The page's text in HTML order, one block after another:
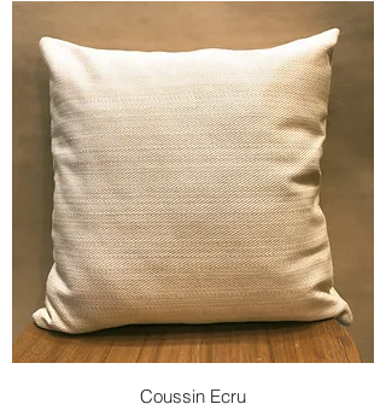
Coussin Ecru